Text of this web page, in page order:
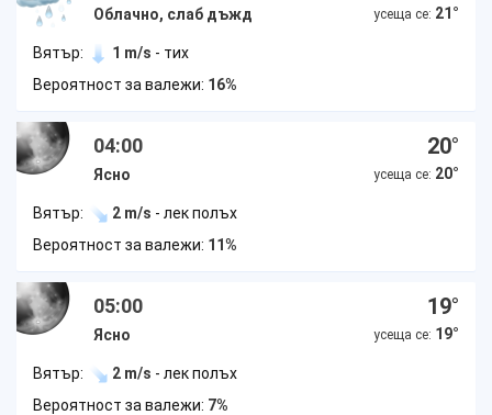
Облачно, слаб дъжд усеща се: 21 °
Вятър: 1 m/s - тих
Вероятност за валежи: 16%
04:00
Ясно
20°
усеща се: 20°
Вятър: 2 m/s - лек полъх
Вероятност за валежи: 11%
05:00
Ясно
19°
усеща се: 19°
Вятър: 2 m/s - лек полъх
Вероятност за валежи: 7%